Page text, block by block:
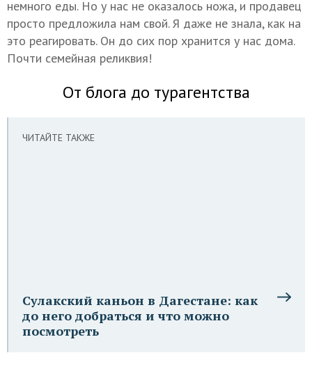
немного еды. Но у нас не оказалось ножа, и продавец
просто предложила нам свой. Я даже не знала, как на
это реагировать. Он до сих пор хранится у нас дома.
Почти семейная реликвия!
От блога до турагентства
ЧИТАЙТЕ ТАКЖЕ
Сулакский каньон в Дагестане: как
до него добраться и что можно
посмотреть